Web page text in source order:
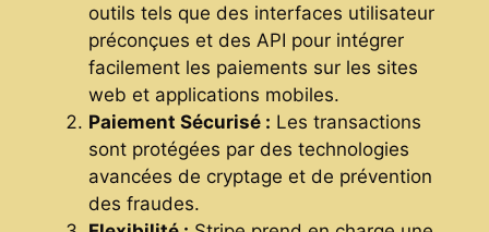
outils tels que des interfaces utilisateur
préconçues et des API pour intégrer
facilement les paiements sur les sites
web et applications mobiles.
Paiement Sécurisé : Les transactions
sont protégées par des technologies
avancées de cryptage et de prévention
des fraudes.